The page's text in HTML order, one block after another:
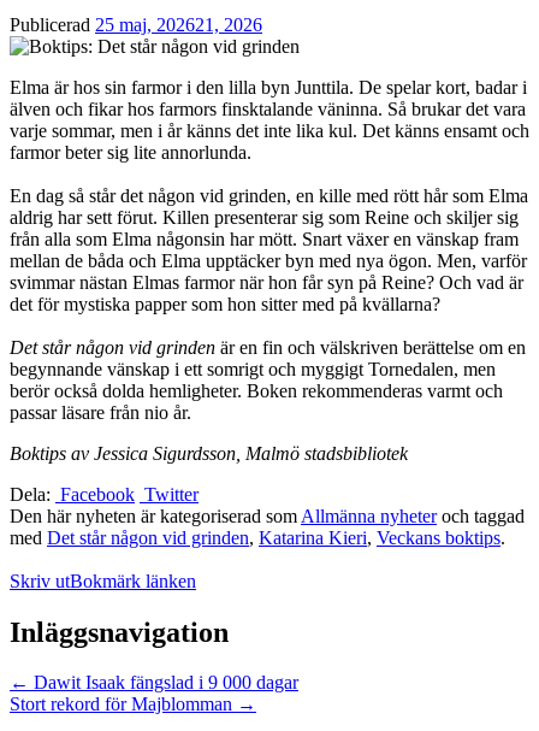
Publicerad 25 maj, 202621, 2026
Elma är hos sin farmor i den lilla byn Junttila. De spelar kort, badar i
älven och fikar hos farmors finsktalande väninna. Så brukar det vara
varje sommar, men i år känns det inte lika kul. Det känns ensamt och
farmor beter sig lite annorlunda.
En dag så står det någon vid grinden, en kille med rött hår som Elma
aldrig har sett förut. Killen presenterar sig som Reine och skiljer sig
från alla som Elma någonsin har mött. Snart växer en vänskap fram
mellan de båda och Elma upptäcker byn med nya ögon. Men, varför
svimmar nästan Elmas farmor när hon får syn på Reine? Och vad är
det för mystiska papper som hon sitter med på kvällarna?
Det står någon vid grinden är en fin och välskriven berättelse om en
begynnande vänskap i ett somrigt och myggigt Tornedalen, men
berör också dolda hemligheter. Boken rekommenderas varmt och
passar läsare från nio år.
Boktips av Jessica Sigurdsson, Malmö stadsbibliotek
Dela: Facebook Twitter
Den här nyheten är kategoriserad som Allmänna nyheteroch taggad
med Det står någon vid grinden, Katarina Kieri, Veckans boktips.
Skriv utBokmärk länken
Inläggsnavigation
← Dawit Isaak fängslad i 9 000 dagar
Stort rekord för Majblomman →